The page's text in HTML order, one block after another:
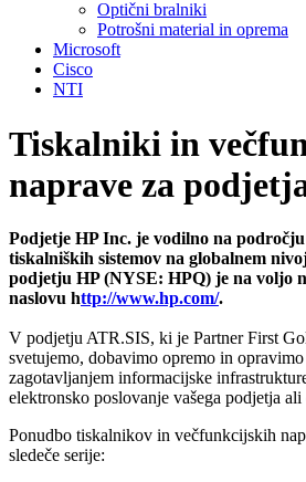
Optični bralniki
Potrošni material in oprema
Microsoft
Cisco
NTI
Tiskalniki in
naprave za
Podjetje HP Inc. je vodilno na
tiskalniških sistemov na globalnem
podjetju HP (NYSE: HPQ) je na voljo
naslovu http://www.hp.com/.
V podjetju ATR.SIS, ki je Partner First
svetujemo, dobavimo opremo in
zagotavljanjem informacijske
elektronsko poslovanje vašega podjetja
Ponudbo tiskalnikov in večfunkcijskih
sledeče serije: